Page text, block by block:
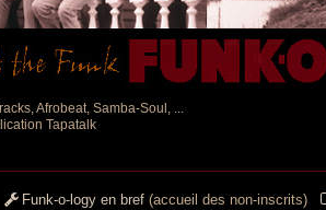
Afrobeat, Samba-Soul, ...
Tapatalk
Funk-o-logy en bref (accueil des non-inscrits)